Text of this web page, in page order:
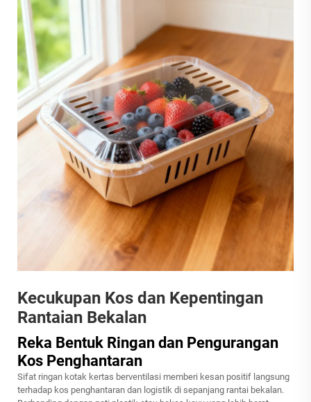
Kecukupan Kos dan Kepentingan
Rantaian Bekalan
Reka Bentuk Ringan dan Pengurangan
Kos Penghantaran
Sifat ringan kotak kertas berventilasi memberi kesan positif langsung
terhadap kos penghantaran dan logistik di sepanjang rantai bekalan.